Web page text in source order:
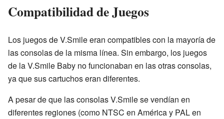
Compatibilidad de Juegos
Los juegos de V.Smile eran compatibles con la mayoría de
las consolas de la misma línea. Sin embargo, los juegos
de la V.Smile Baby no funcionaban en las otras consolas,
ya que sus cartuchos eran diferentes.
A pesar de que las consolas V.Smile se vendían en
diferentes regiones (como NTSC en América y PAL en